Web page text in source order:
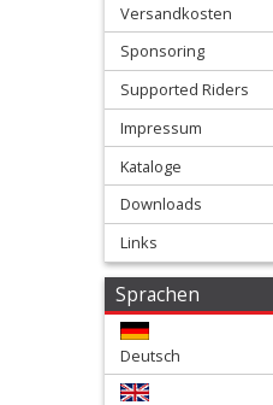
Suzuki
Yamaha
Sonstige
Reifen
Räder
Schläuche
Versandkosten
Sponsoring
Supported Riders
Impressum
Kataloge
Downloads
Links
Sprachen
Deutsch